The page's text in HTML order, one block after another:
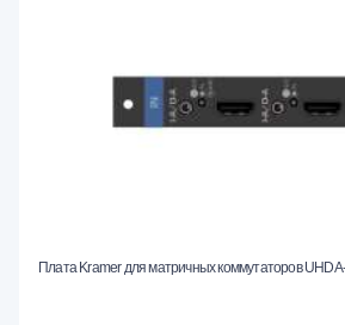
Плата Kramer для матричных коммутаторов